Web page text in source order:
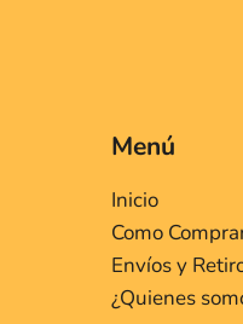
Menú
Inicio
Como
Envíos y
¿Quienes